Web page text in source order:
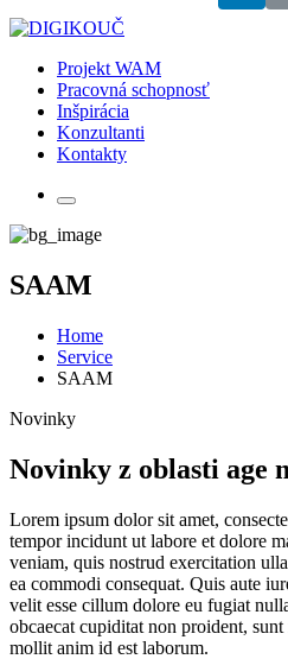
Projekt WAM
Pracovná schopnosť
Inšpirácia
Konzultanti
Kontakty
SAAM
Home
Service
SAAM
Novinky
Novinky z oblasti age
Lorem ipsum dolor sit amet,
tempor incidunt ut labore et dolore
veniam, quis nostrud exercitation
ea commodi consequat. Quis aute
velit esse cillum dolore eu fugiat
obcaecat cupiditat non proident,
mollit anim id est laborum.